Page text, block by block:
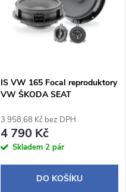
IS VW 165 Focal reproduktory
VW ŠKODA SEAT
3 958,68 Kč bez DPH
4 790 Kč
Skladem 2 pár
DO KOŠÍKU